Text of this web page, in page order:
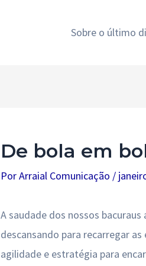
Sobre o último
De bola em
PorArraial Comunicação /
A saudade dos nossos
descansando para recarregar
agilidade e estratégia para